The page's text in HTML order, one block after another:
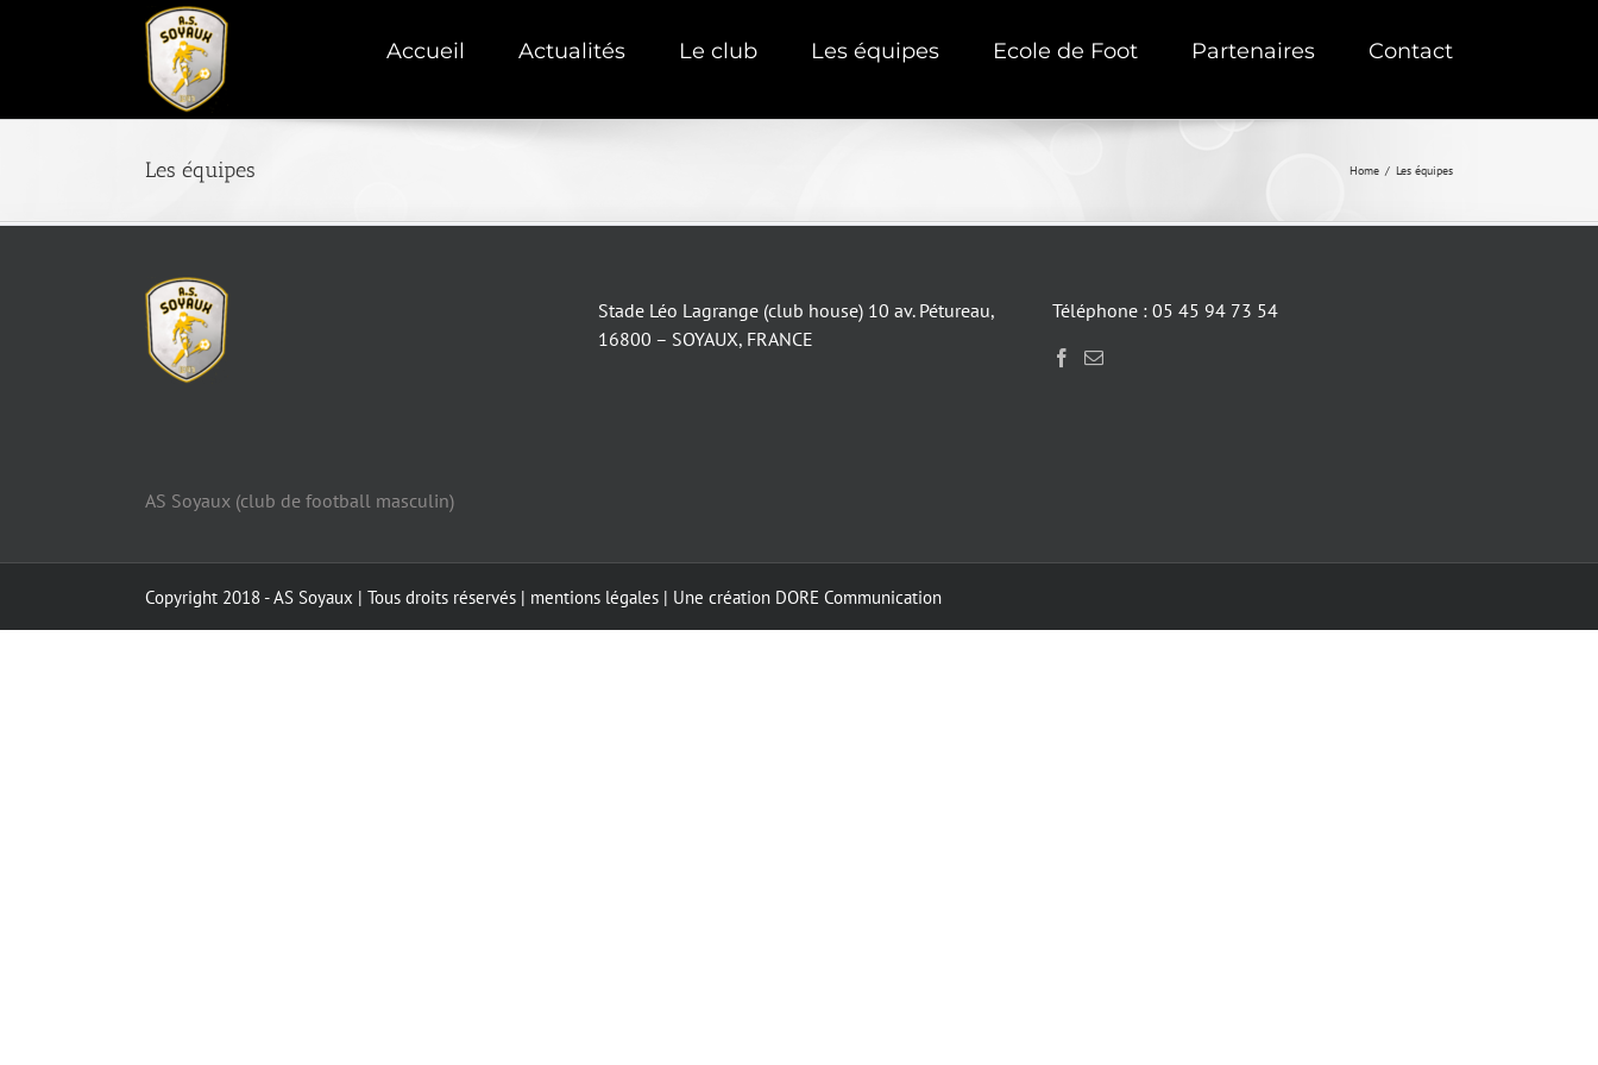
Accueil Actualités Le club Les équipes Ecole de Foot Partenaires Contact
Les équipes Home / Les équipes
Stade Léo Lagrange (club house) 10 av. Pétureau,
16800 – SOYAUX, FRANCE
Téléphone : 05 45 94 73 54
AS Soyaux (club de football masculin)
Copyright 2018 - AS Soyaux | Tous droits réservés | mentions légales | Une création DORE Communication